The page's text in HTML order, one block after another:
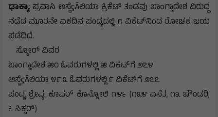
ಢಾಕ್ಕಾ: ಪ್ರವಾಸಿ ಆಸ್ಟೆçÃಲಿಯಾ ಕ್ರಿಕೆಟ್ ತಂಡವು ಬಾಂಗ್ಲಾದೇಶ ವಿರುದ್ಧ
ನಡೆದ ಮೂರನೇ ಏಕದಿನ ಪಂದ್ಯದಲ್ಲಿ ೧ ವಿಕೆಟ್‌ನಿಂದ ರೋಚಕ ಜಯ
ಪಡೆದಿದೆ.
ಸ್ಕೋರ್ ವಿವರ
ಬಾಂಗ್ಲಾದೇಶ ೫೦ ಓವರುಗಳಲ್ಲಿ ೫ ವಿಕೆಟ್‌ಗೆ ೨೭೪
ಆಸ್ಟೆçÃಲಿಯಾ ೪೯.೩ ಓವರುಗಳಲ್ಲಿ ೯ ವಿಕೆಟ್‌ಗೆ ೨೭೭
ಪಂದ್ಯ ಶ್ರೇಷ್ಠ: ಕೂಪರ್ ಕೊನ್ನೋಲಿ ೧೪೯ (೧೩೪ ಎಸೆತ, ೧೩ ಬೌಂಡರಿ,
೬ ಸಿಕ್ಸರ್)